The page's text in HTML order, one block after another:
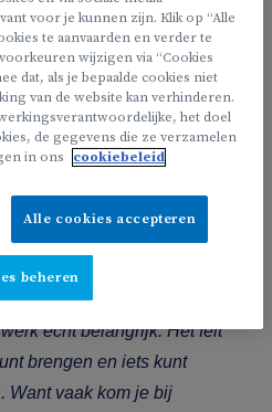
we thuishulp bij
en leeftijdscategorieën. Als
ik een team van
ik de planning op, sta ik in
én die ook vinden, dat is
Naast een
ik vooral het sociale en
echt belangrijk. Het feit
brengen en iets kunt
Want vaak kom je bij
voor je kunnen zijn. Klik op “Alle
te aanvaarden en verder te
wijzigen via “Cookies
dat, als je bepaalde cookies niet
van de website kan verhinderen.
het doel
de gegevens die ze verzamelen
in ons
cookiebeleid
Alle cookies accepteren
beheren